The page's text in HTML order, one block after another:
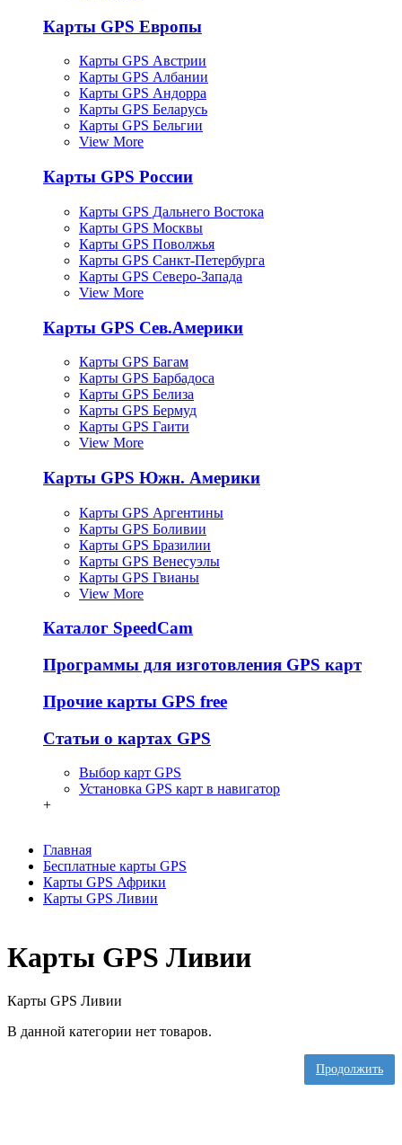
Карты GPS Европы
Карты GPS Австрии
Карты GPS Албании
Карты GPS Андорра
Карты GPS Беларусь
Карты GPS Бельгии
View More
Карты GPS России
Карты GPS Дальнего Востока
Карты GPS Москвы
Карты GPS Поволжья
Карты GPS Санкт-Петербурга
Карты GPS Северо-Запада
View More
Карты GPS Сев.Америки
Карты GPS Багам
Карты GPS Барбадоса
Карты GPS Белиза
Карты GPS Бермуд
Карты GPS Гаити
View More
Карты GPS Южн. Америки
Карты GPS Аргентины
Карты GPS Боливии
Карты GPS Бразилии
Карты GPS Венесуэлы
Карты GPS Гвианы
View More
Каталог SpeedCam
Программы для изготовления GPS карт
Прочие карты GPS free
Статьи о картах GPS
Выбор карт GPS
Установка GPS карт в навигатор
+
Главная
Бесплатные карты GPS
Карты GPS Африки
Карты GPS Ливии
Карты GPS Ливии
Карты GPS Ливии
В данной категории нет товаров.
Продолжить